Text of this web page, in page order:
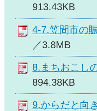
913.43KB
4-7.笠間市の
／3.8MB
8.まちおこし
894.38KB
9.からだと向